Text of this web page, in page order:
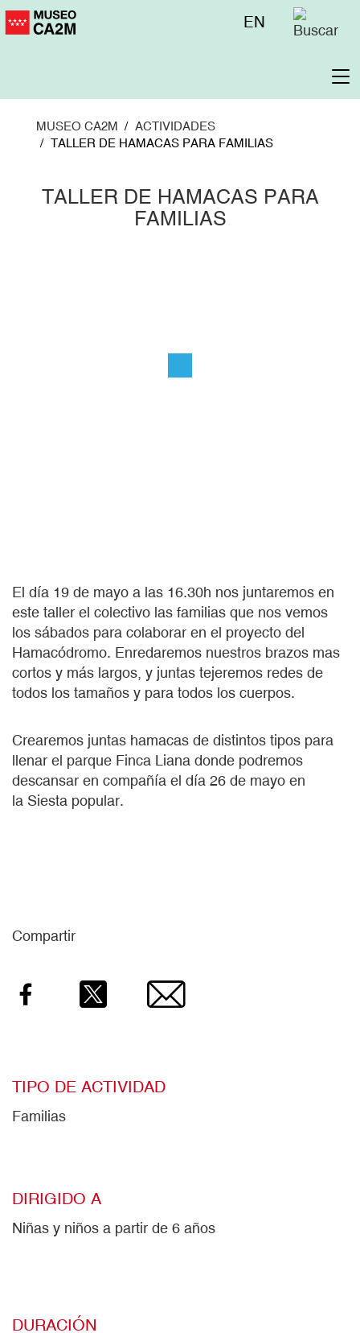
Pasar
Menú
EN
MUSEO CA2M
ACTIVIDADES
TALLER DE HAMACAS PARA FAMILIAS
TALLER DE HAMACAS PARA
FAMILIAS
El día 19 de mayo a las 16.30h nos juntaremos en
este taller el colectivo las familias que nos vemos
los sábados para colaborar en el proyecto del
Hamacódromo. Enredaremos nuestros brazos mas
cortos y más largos, y juntas tejeremos redes de
todos los tamaños y para todos los cuerpos.
Crearemos juntas hamacas de distintos tipos para
llenar el parque Finca Liana donde podremos
descansar en compañía el día 26 de mayo en
la Siesta popular.
Compartir
Facebook Twitter Email
TIPO DE ACTIVIDAD
Familias
DIRIGIDO A
Niñas y niños a partir de 6 años
DURACIÓN